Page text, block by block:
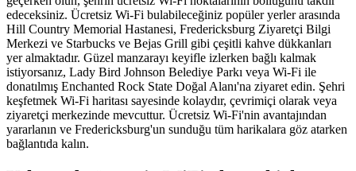
edeceksiniz. Ücretsiz Wi-Fi bulabileceğiniz popüler yerler arasında
Hill Country Memorial Hastanesi, Fredericksburg Ziyaretçi Bilgi
Merkezi ve Starbucks ve Bejas Grill gibi çeşitli kahve dükkanları
yer almaktadır. Güzel manzarayı keyifle izlerken bağlı kalmak
istiyorsanız, Lady Bird Johnson Belediye Parkı veya Wi-Fi ile
donatılmış Enchanted Rock State Doğal Alanı'na ziyaret edin. Şehri
keşfetmek Wi-Fi haritası sayesinde kolaydır, çevrimiçi olarak veya
ziyaretçi merkezinde mevcuttur. Ücretsiz Wi-Fi'nin avantajından
yararlanın ve Fredericksburg'un sunduğu tüm harikalara göz atarken
bağlantıda kalın.